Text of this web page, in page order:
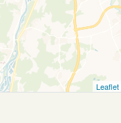
Leaflet